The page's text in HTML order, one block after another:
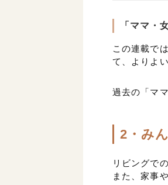
「ママ・
この連載で
て、よりよ
過去の「マ
2・み
リビングで
また、家事